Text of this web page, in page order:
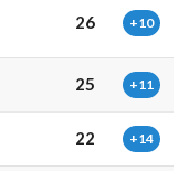
26 +10
25 +11
22 +14